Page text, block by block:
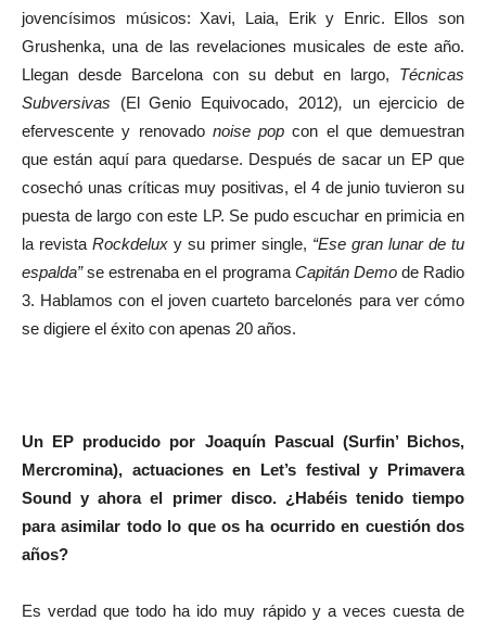
jovencísimos músicos: Xavi, Laia, Erik y Enric. Ellos son
Grushenka, una de las revelaciones musicales de este año.
Llegan desde Barcelona con su debut en largo, Técnicas
Subversivas (El Genio Equivocado, 2012), un ejercicio de
efervescente y renovado noise popcon el que demuestran
que están aquí para quedarse. Después de sacar un EP que
cosechó unas críticas muy positivas, el 4 de junio tuvieron su
puesta de largo con este LP. Se pudo escuchar en primicia en
la revista Rockdelux y su primer single, “Ese gran lunar de tu
espalda”se estrenaba en el programa Capitán Demo de Radio
3. Hablamos con el joven cuarteto barcelonés para ver cómo
se digiere el éxito con apenas 20 años.
Un EP producido por Joaquín Pascual (Surfin’ Bichos,
Mercromina), actuaciones en Let’s festival y Primavera
Sound y ahora el primer disco. ¿Habéis tenido tiempo
para asimilar todo lo que os ha ocurrido en cuestión dos
años?
Es verdad que todo ha ido muy rápido y a veces cuesta de